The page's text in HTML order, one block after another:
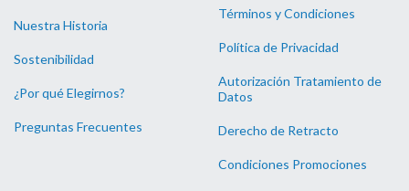
Nuestra Historia
Sostenibilidad
¿Por qué Elegirnos?
Preguntas Frecuentes
Términos y Condiciones
Política de Privacidad
Autorización Tratamiento de
Datos
Derecho de Retracto
Condiciones Promociones